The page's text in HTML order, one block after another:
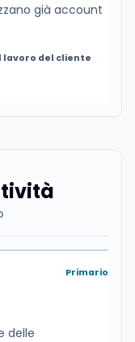
già account
lavoro del cliente
Primario
delle